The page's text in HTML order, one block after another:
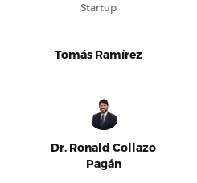
Startup
Tomás Ramírez
Dr. Ronald Collazo
Pagán